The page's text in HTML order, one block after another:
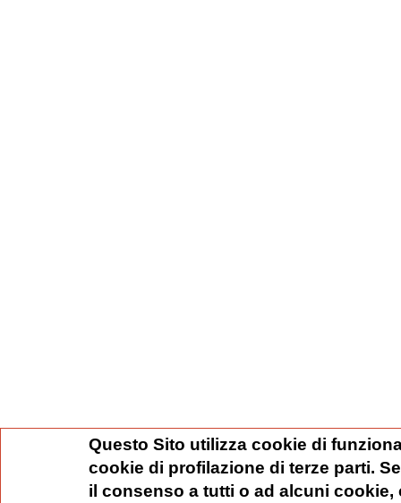
Questo Sito utilizza cookie di
cookie di profilazione di terze parti.
il consenso a tutti o ad alcuni